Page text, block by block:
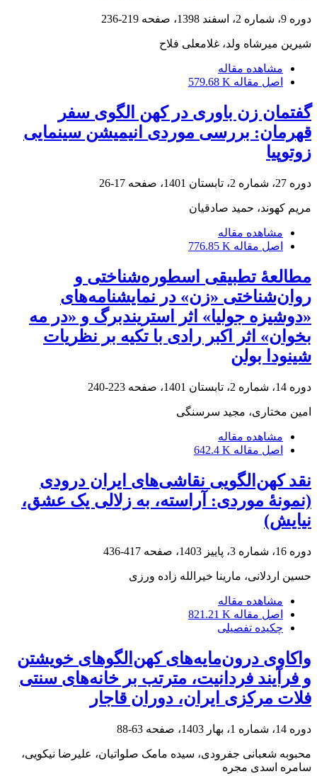
دوره 9، شماره 2، اسفند 1398، صفحه 219-236
شیرین میرشاه ولد، غلامعلی فلاح
مشاهده مقاله
اصل مقاله 579.68 K
گفتمان زن باوری در کهن الگوی سفر
قهرمان: بررسی موردی انیمیشن سینمایی‌
زوتوپیا
دوره 27، شماره 2، تابستان 1401، صفحه 17-26
مریم کهوند، حمید صادقیان
مشاهده مقاله
اصل مقاله 776.85 K
مطالعۀ تطبیقی اسطوره‌شناختی و
روان‌‌شناختی «زن» در نمایشنامه‌های
«دوشیزه جولیا» اثر استریندبرگ و «در مه
بخوان» اثر اکبر رادی با تکیه بر نظریات
شینودا بولن
دوره 14، شماره 2، تابستان 1401، صفحه 223-240
امین مختاری، مجید سرسنگی
مشاهده مقاله
اصل مقاله 642.4 K
نقد کهن‌الگویی نقاشی‌های ایران درودی
(نمونۀ موردی: آراسته، به زلالی یک عشق،
نیایش)
دوره 16، شماره 3، پاییز 1403، صفحه 417-436
حسین اردلانی، مارینا خیرالله زاده ورزی
مشاهده مقاله
اصل مقاله 821.21 K
چکیده تفصیلی
واکاوی درون‌مایه‌های کهن‌الگوهای خویشتن
و فرآیند فردانیت، مترتب بر خانه‌های سنتی
فلات مرکزی ایران، دوران قاجار
دوره 14، شماره 1، بهار 1403، صفحه 63-88
محبوبه شعبانی جفرودی، سیده مامک صلواتیان، علیرضا نیکویی،
سامره اسدی مجره